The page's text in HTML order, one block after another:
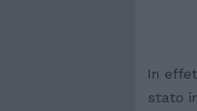
In
stato